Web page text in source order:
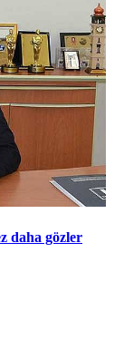
daha gözler